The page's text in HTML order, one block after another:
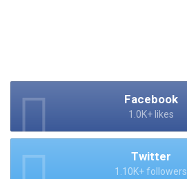
Facebook
1.0K+ likes
Twitter
1.10K+ followers